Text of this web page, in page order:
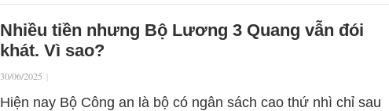
Nhiều tiền nhưng Bộ Lương 3 Quang vẫn đói
khát. Vì sao?
30/06/2025 |
Hiện nay Bộ Công an là bộ có ngân sách cao thứ nhì chỉ sau